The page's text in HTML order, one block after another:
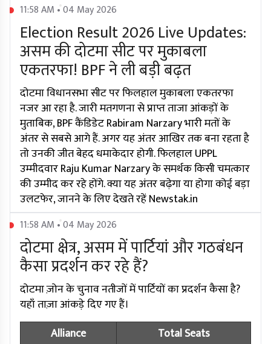
11:58 AM • 04 May 2026
Election Result 2026 Live Updates:
असम की दोटमा सीट पर मुकाबला
एकतरफा! BPF ने ली बड़ी बढ़त
दोटमा विधानसभा सीट पर फिलहाल मुकाबला एकतरफा
नजर आ रहा है. जारी मतगणना से प्राप्त ताजा आंकड़ों के
मुताबिक, BPF कैंडिडेट Rabiram Narzary भारी मतों के
अंतर से सबसे आगे हैं. अगर यह अंतर आखिर तक बना रहता है
तो उनकी जीत बेहद धमाकेदार होगी. फिलहाल UPPL
उम्मीदवार Raju Kumar Narzary के समर्थक किसी चमत्कार
की उम्मीद कर रहे होंगे. क्या यह अंतर बढ़ेगा या होगा कोई बड़ा
उलटफेर, जानने के लिए देखते रहें Newstak.in
11:58 AM • 04 May 2026
दोटमा क्षेत्र, असम में पार्टियां और गठबंधन
कैसा प्रदर्शन कर रहे हैं?
दोटमा ज़ोन के चुनाव नतीजों में पार्टियों का प्रदर्शन कैसा है?
यहाँ ताज़ा आंकड़े दिए गए हैं।
Alliance
Total Seats